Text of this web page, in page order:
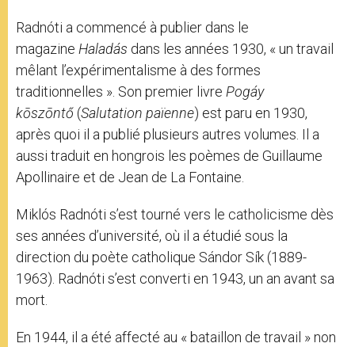
Radnóti a commencé à publier dans le
magazine Haladás dans les années 1930, « un travail
mêlant l’expérimentalisme à des formes
traditionnelles ». Son premier livre Pogáy
kōszōntő (Salutation païenne) est paru en 1930,
après quoi il a publié plusieurs autres volumes. Il a
aussi traduit en hongrois les poèmes de Guillaume
Apollinaire et de Jean de La Fontaine.
Miklós Radnóti s’est tourné vers le catholicisme dès
ses années d’université, où il a étudié sous la
direction du poète catholique Sándor Sík (1889-
1963). Radnóti s’est converti en 1943, un an avant sa
mort.
En 1944, il a été affecté au « bataillon de travail » non